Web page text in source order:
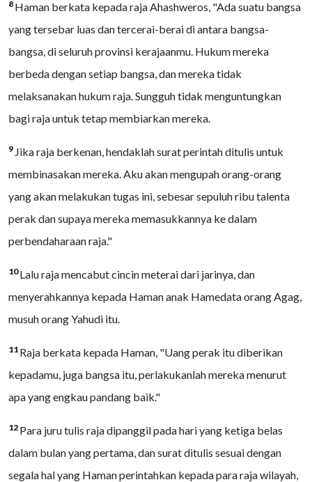
8 Haman berkata kepada raja Ahashweros, "Ada suatu bangsa
yang tersebar luas dan tercerai-berai di antara bangsa-
bangsa, di seluruh provinsi kerajaanmu. Hukum mereka
berbeda dengan setiap bangsa, dan mereka tidak
melaksanakan hukum raja. Sungguh tidak menguntungkan
bagi raja untuk tetap membiarkan mereka.
9 Jika raja berkenan, hendaklah surat perintah ditulis untuk
membinasakan mereka. Aku akan mengupah orang-orang
yang akan melakukan tugas ini, sebesar sepuluh ribu talenta
perak dan supaya mereka memasukkannya ke dalam
perbendaharaan raja."
10Lalu raja mencabut cincin meterai dari jarinya, dan
menyerahkannya kepada Haman anak Hamedata orang Agag,
musuh orang Yahudi itu.
11 Raja berkata kepada Haman, "Uang perak itu diberikan
kepadamu, juga bangsa itu, perlakukanlah mereka menurut
apa yang engkau pandang baik."
12 Para juru tulis raja dipanggil pada hari yang ketiga belas
dalam bulan yang pertama, dan surat ditulis sesuai dengan
segala hal yang Haman perintahkan kepada para raja wilayah,